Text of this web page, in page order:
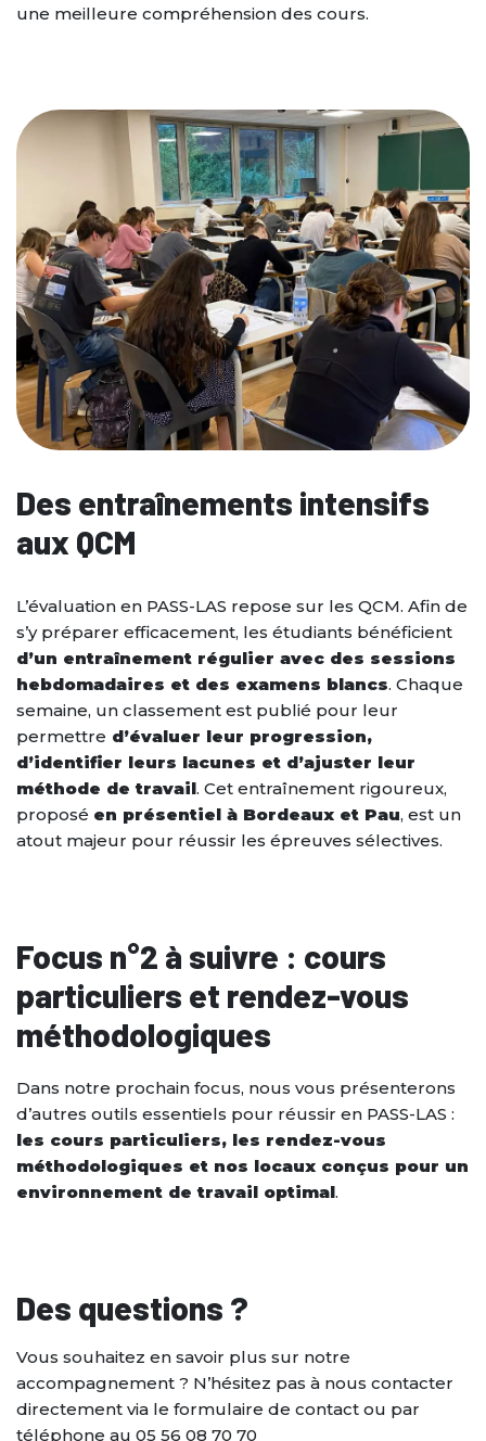
une meilleure compréhension des cours.
Des entraînements intensifs
aux QCM
L’évaluation en PASS-LAS repose sur les QCM. Afin de
s’y préparer efficacement, les étudiants bénéficient
d’un entraînement régulier avec des sessions
hebdomadaires et des examens blancs. Chaque
semaine, un classement est publié pour leur
permettre d’évaluer leur progression,
d’identifier leurs lacunes et d’ajuster leur
méthode de travail. Cet entraînement rigoureux,
proposé en présentiel à Bordeaux et Pau, est un
atout majeur pour réussir les épreuves sélectives.
Focus n°2 à suivre : cours
particuliers et rendez-vous
méthodologiques
Dans notre prochain focus, nous vous présenterons
d’autres outils essentiels pour réussir en PASS-LAS :
les cours particuliers, les rendez-vous
méthodologiques et nos locaux conçus pour un
environnement de travail optimal.
Des questions ?
Vous souhaitez en savoir plus sur notre
accompagnement ? N’hésitez pas à nous contacter
directement via le formulaire de contact ou par
téléphone au 05 56 08 70 70